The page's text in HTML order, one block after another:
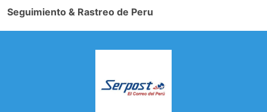
Seguimiento & Rastreo de Peru